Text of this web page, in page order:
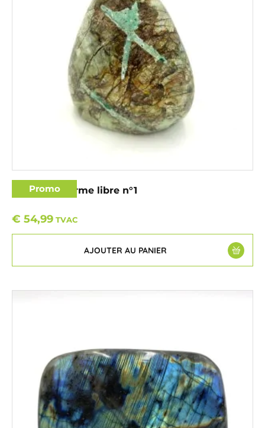
Promo
Garniérite forme libre n°1
€ 54,99 TVAC
AJOUTER AU PANIER